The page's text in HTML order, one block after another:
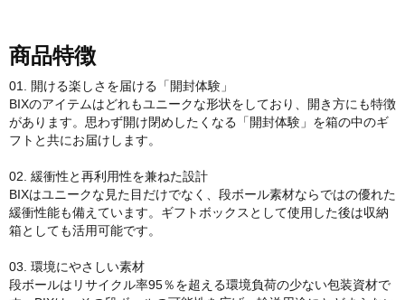
商品特徴
01. 開ける楽しさを届ける「開封体験」
BIXのアイテムはどれもユニークな形状をしており、開き方にも特徴
があります。思わず開け閉めしたくなる「開封体験」を箱の中のギ
フトと共にお届けします。
02. 緩衝性と再利用性を兼ねた設計
BIXはユニークな見た目だけでなく、段ボール素材ならではの優れた
緩衝性能も備えています。ギフトボックスとして使用した後は収納
箱としても活用可能です。
03. 環境にやさしい素材
段ボールはリサイクル率95％を超える環境負荷の少ない包装資材で